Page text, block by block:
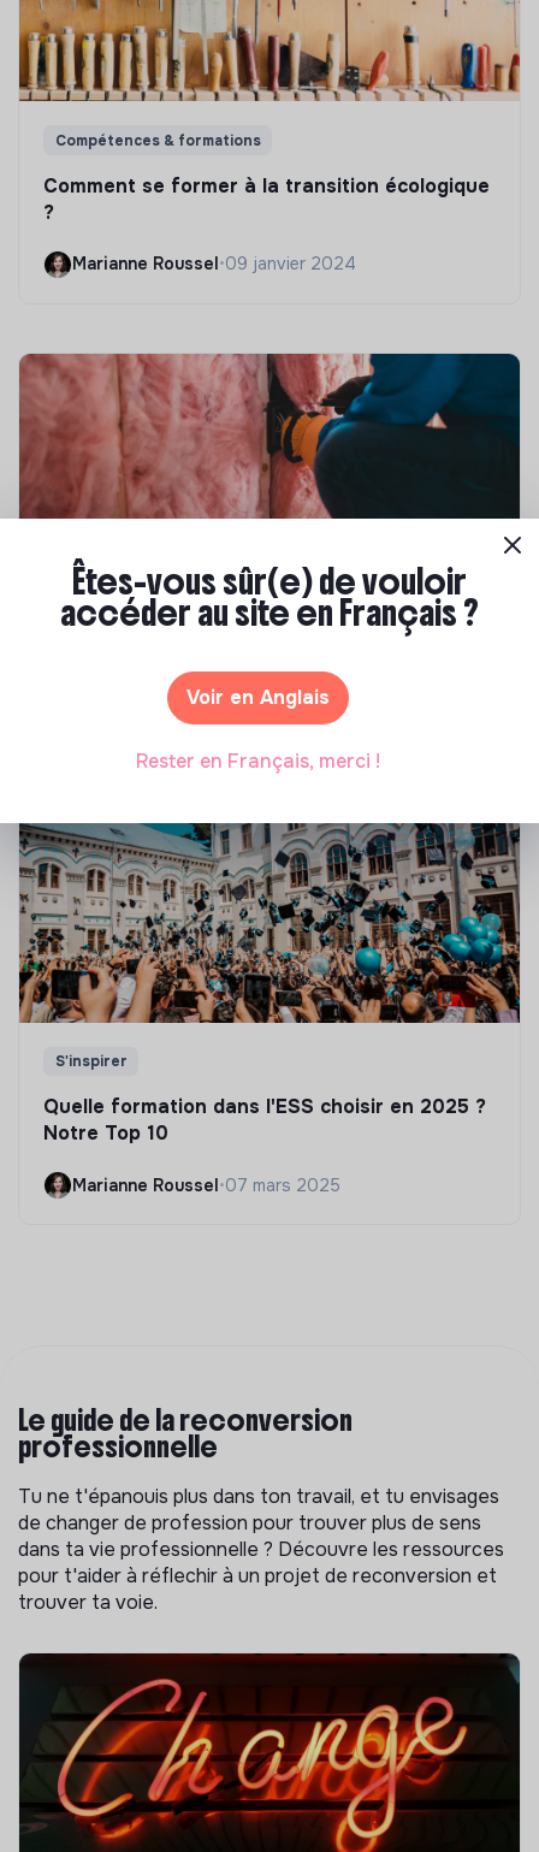
Compétences & formations
Comment se former à la transition écologique
?
Marianne Roussel •09 janvier 2024
Compétences & formations
énergétique des bâtiments
Marianne Roussel•21 janvier 2025
S'inspirer
Quelle formation dans l'ESS choisir en 2025 ?
Notre Top 10
Marianne Roussel•07 mars 2025
Le guide de la reconversion
professionnelle
Tu ne t'épanouis plus dans ton travail, et tu envisages
de changer de profession pour trouver plus de sens
dans ta vie professionnelle ? Découvre les ressources
pour t'aider à réflechir à un projet de reconversion et
trouver ta voie.
Êtes-vous sûr(e) de vouloir
accéder au site en Français ?
Voir en Anglais
Rester en Français, merci !